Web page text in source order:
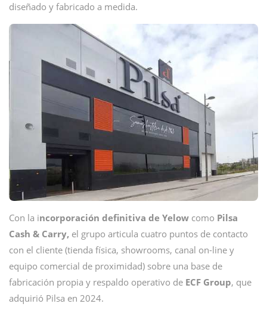
diseñado y fabricado a medida.
Con la incorporación definitiva de Yelow como Pilsa
Cash & Carry, el grupo articula cuatro puntos de contacto
con el cliente (tienda física, showrooms, canal on-line y
equipo comercial de proximidad) sobre una base de
fabricación propia y respaldo operativo de ECF Group, que
adquirió Pilsa en 2024.